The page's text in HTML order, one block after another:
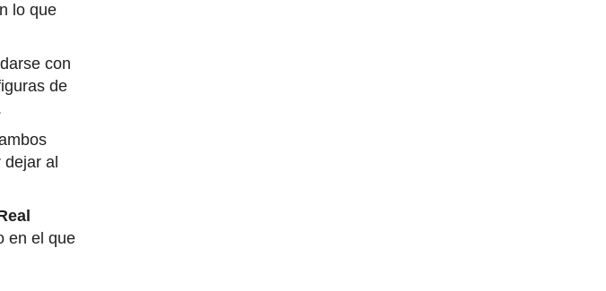
lo que
con
de
al
en el que